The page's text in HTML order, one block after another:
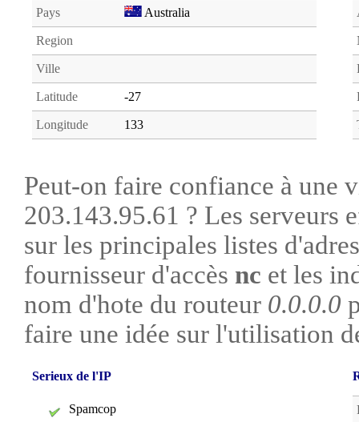
Pays Australia
Region
Ville
Latitude -27
Longitude 133
Peut-on faire confiance à une
203.143.95.61 ? Les serveurs
sur les principales listes
fournisseur d'accès nc et les
nom d'hote du routeur 0.0.0.0
faire une idée sur l'utilisation
Serieux de l'IP
Spamcop